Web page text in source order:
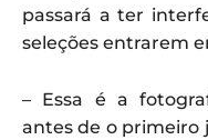
passará a ter
seleções entrarem
– Essa é a
antes de o primeiro